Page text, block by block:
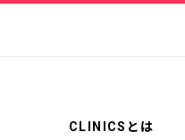
CLINICSとは